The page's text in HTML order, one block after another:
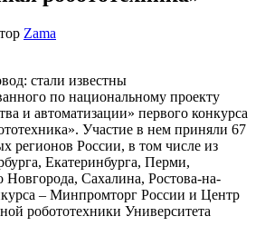
Zama
стали известны
по национальному проекту
и автоматизации» первого конкурса
. Участие в нем приняли 67
регионов России, в том числе из
Екатеринбурга, Перми,
Сахалина, Ростова-на-
– Минпромторг России и Центр
робототехники Университета